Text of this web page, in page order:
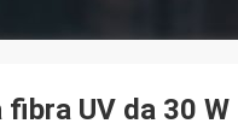
UV da 30 W